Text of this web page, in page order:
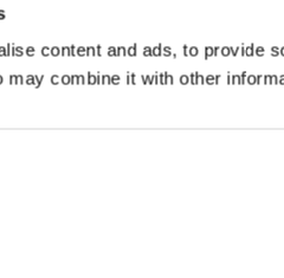
content and ads, to provide
combine it with other